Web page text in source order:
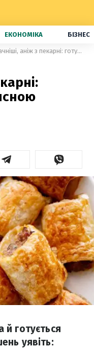
ЕКОНОМІКА БІЗНЕС
Смачніші, аніж з пекарні: готуємо роліні з м'ясною начинкою
й готується
уявіть: